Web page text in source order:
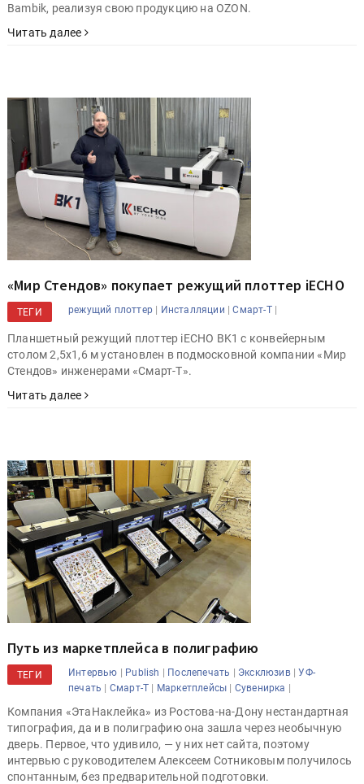
Bambik, реализуя свою продукцию на OZON.
Читать далее
«Мир Стендов» покупает режущий плоттер iECHO
ТЕГИ режущий плоттер | Инсталляции |Смарт-Т|
Планшетный режущий плоттер iECHO BK1 с конвейерным
столом 2,5х1,6 м установлен в подмосковной компании «Мир
Стендов» инженерами «Смарт-Т».
Читать далее
Путь из маркетплейса в полиграфию
ТЕГИ Интервью | Publish | Послепечать | Эксклюзив|УФ-
печать | Смарт-Т | Маркетплейсы | Сувенирка |
Компания «ЭтаНаклейка» из Ростова-на-Дону нестандартная
типография, да и в полиграфию она зашла через необычную
дверь. Первое, что удивило, — у них нет сайта, поэтому
интервью с руководителем Алексеем Сотниковым получилось
спонтанным, без предварительной подготовки.